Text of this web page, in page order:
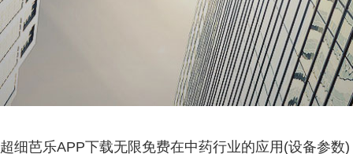
芭乐APP下载无限免费文章>公司新闻
超细芭乐APP下载无限免费在中药行业的应用(设备参数)